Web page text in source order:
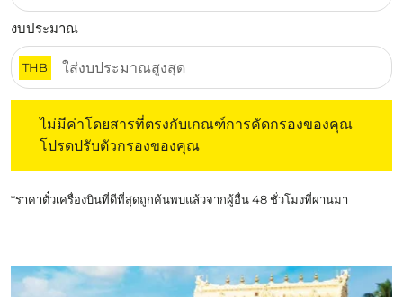
งบประมาณ
THB
ไม่มีค่าโดยสารที่ตรงกับเกณฑ์การคัดกรองของคุณ
โปรดปรับตัวกรองของคุณ
*ราคาตั๋วเครื่องบินที่ดีที่สุดถูกค้นพบแล้วจากผู้อื่น 48 ชั่วโมงที่ผ่านมา